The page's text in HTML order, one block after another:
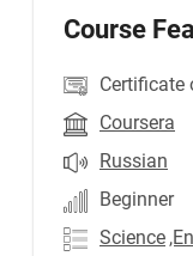
Course
Certificate
Coursera
Russian
Beginner
Science